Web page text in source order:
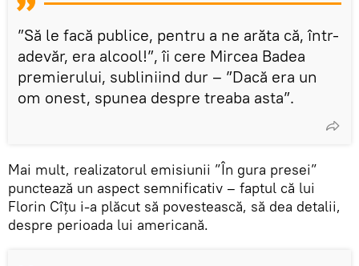
”Să le facă publice, pentru a ne arăta că, într-
adevăr, era alcool!”, îi cere Mircea Badea
premierului, subliniind dur – ”Dacă era un
om onest, spunea despre treaba asta”.
Mai mult, realizatorul emisiunii ”În gura presei”
punctează un aspect semnificativ – faptul că lui
Florin Cîțu i-a plăcut să povestească, să dea detalii,
despre perioada lui americană.